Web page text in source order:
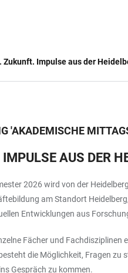
Impulse aus der
'AKADEMISCHE
AUS DER
2026 wird von der
am Standort
Entwicklungen aus
Fächer und
die Möglichkeit, Fragen
Gespräch zu kommen.